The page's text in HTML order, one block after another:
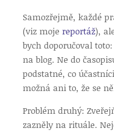
Samozřejmě, každé
(viz moje reportáž),
bych doporučoval
na blog. Ne do
podstatné, co
možná ani to, že se
Problém druhý:
zazněly na rituále.